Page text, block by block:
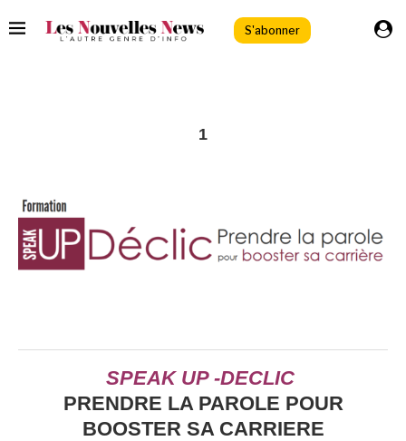
S'abonner
1
SPEAK UP -DECLIC
PRENDRE LA PAROLE POUR
BOOSTER SA CARRIERE